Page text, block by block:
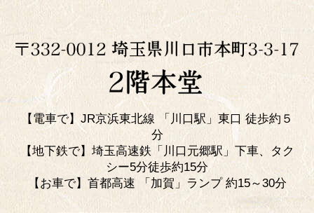
【電車で】JR京浜東北線 「川口駅」東口 徒歩約５
分
【地下鉄で】埼玉高速鉄「川口元郷駅」下車、タク
シー5分徒歩約15分
【お車で】首都高速 「加賀」ランプ 約15～30分